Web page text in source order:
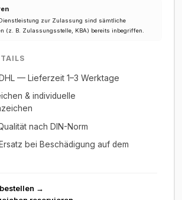
zur Zulassung sind sämtliche
(z. B. Zulassungsstelle, KBA) bereits inbegriffen.
— Lieferzeit 1–3 Werktage
& individuelle
nach DIN-Norm
bei Beschädigung auf dem
→